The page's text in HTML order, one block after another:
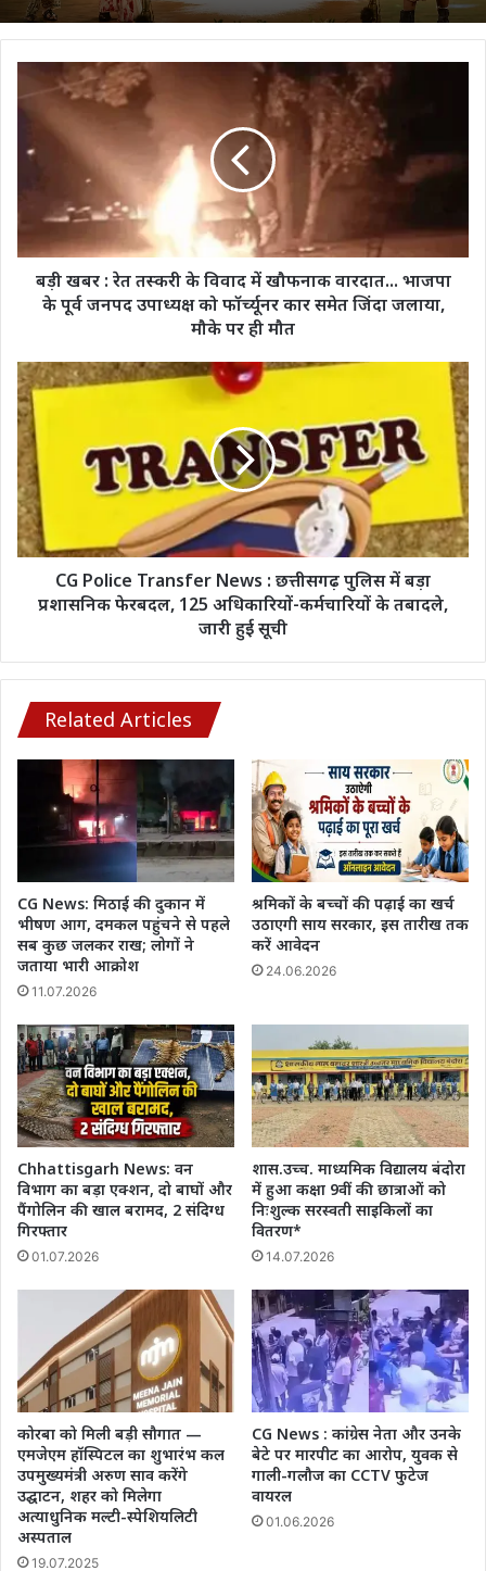
खबर
खौफनाक
वारदात...
भाजपा
जनपद
उपाध्यक्ष
को
फॉर्च्यूनर
कार
समेत
जिंदा
जलाया,
मौके
बड़ी खबर : रेत तस्करी के विवाद में खौफनाक वारदात... भाजपा
के पूर्व जनपद उपाध्यक्ष को फॉर्च्यूनर कार समेत जिंदा जलाया,
मौके पर ही मौत
CG
Police
Transfer
News
: छत्तीसगढ़
पुलिस
में
बड़ा
प्रशासनिक
फेरबदल,
125
के
जारी
हुई
सूची
CG Police Transfer News : छत्तीसगढ़ पुलिस में बड़ा
प्रशासनिक फेरबदल, 125 अधिकारियों-कर्मचारियों के तबादले,
जारी हुई सूची
Related Articles
CG News: मिठाई की दुकान में
भीषण आग, दमकल पहुंचने से पहले
सब कुछ जलकर राख; लोगों ने
जताया भारी आक्रोश
11.07.2026
श्रमिकों के बच्चों की पढ़ाई का खर्च
उठाएगी साय सरकार, इस तारीख तक
करें आवेदन
24.06.2026
Chhattisgarh News: वन
विभाग का बड़ा एक्शन, दो बाघों और
पैंगोलिन की खाल बरामद, 2 संदिग्ध
गिरफ्तार
01.07.2026
शास.उच्च. माध्यमिक विद्यालय बंदोरा
में हुआ कक्षा 9वीं की छात्राओं को
निःशुल्क सरस्वती साइकिलों का
वितरण*
14.07.2026
कोरबा को मिली बड़ी सौगात —
एमजेएम हॉस्पिटल का शुभारंभ कल
उपमुख्यमंत्री अरुण साव करेंगे
उद्घाटन, शहर को मिलेगा
अत्याधुनिक मल्टी-स्पेशियलिटी
अस्पताल
19.07.2025
CG News : कांग्रेस नेता और उनके
बेटे पर मारपीट का आरोप, युवक से
गाली-गलौज का CCTV फुटेज
वायरल
01.06.2026